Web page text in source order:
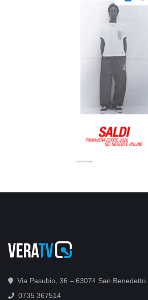
Via Pasubio, 36 – 63074 San Benedetto
0735 367514